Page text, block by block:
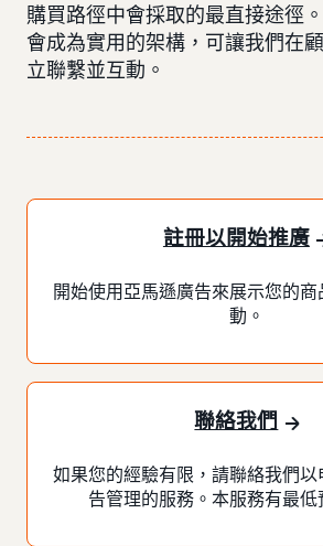
購買路徑中會採取的最直接途徑
會成為實用的架構，可讓我們在
立聯繫並互動。
註冊以開始推廣
開始使用亞馬遜廣告來展示您的
動。
聯絡我們
如果您的經驗有限，請聯絡我們
告管理的服務。本服務有最低